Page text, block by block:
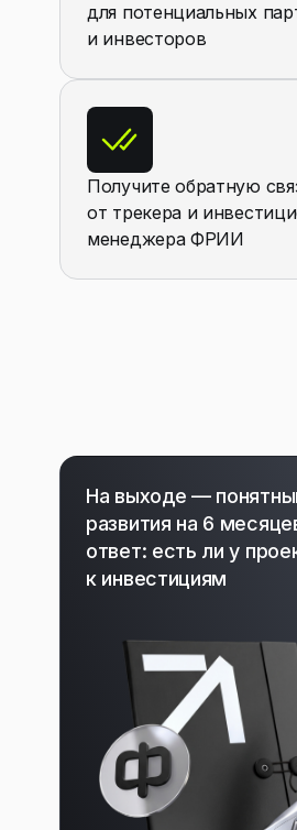
для потенциальных
и инвесторов
Получите обратную
от трекера и
менеджера ФРИИ
На выходе —
развития на 6
ответ: есть ли у
к инвестициям